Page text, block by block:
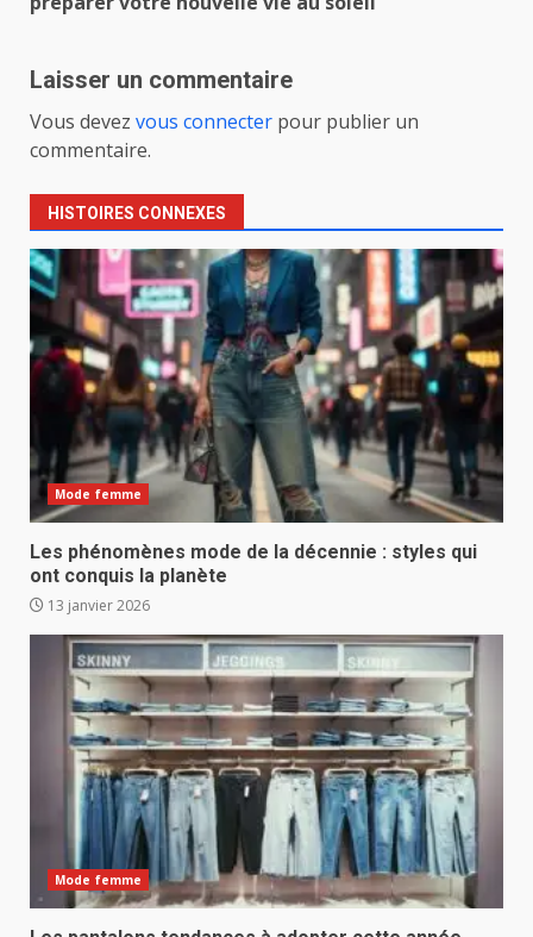
Laisser un commentaire
Vous devez vous connecter pour publier un
commentaire.
HISTOIRES CONNEXES
Mode femme
Les phénomènes mode de la décennie : styles qui
ont conquis la planète
13 janvier 2026
Mode femme